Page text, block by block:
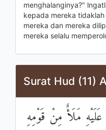
menghalanginya?"
kepada mereka
mereka dan mereka
mereka selalu
Surat Hud (11)
مَلَأٌ مِنْ قَوْمِهِ